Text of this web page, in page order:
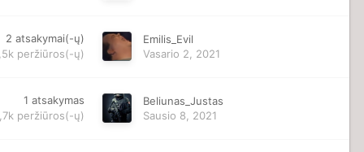
2 atsakymai(-ų)
peržiūros(-ų)
Emilis_Evil
Vasario 2, 2021
1 atsakymas
peržiūros(-ų)
Beliunas_Justas
Sausio 8, 2021